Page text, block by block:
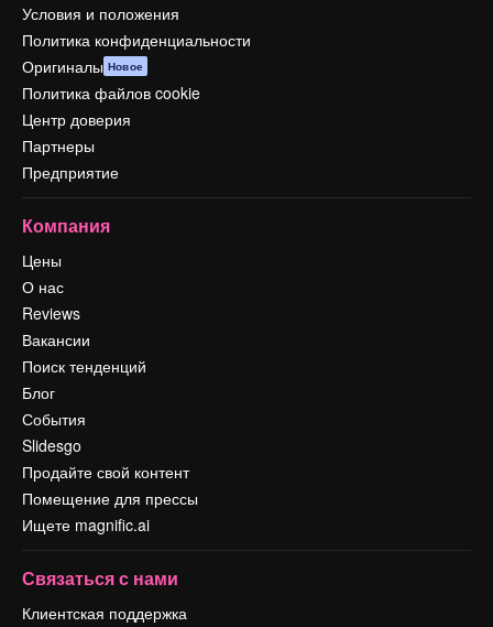
Условия и положения
Политика конфиденциальности
Оригиналы Новое
Политика файлов cookie
Центр доверия
Партнеры
Предприятие
Компания
Цены
О нас
Reviews
Вакансии
Поиск тенденций
Блог
События
Slidesgo
Продайте свой контент
Помещение для прессы
Ищете magnific.ai
Связаться с нами
Клиентская поддержка